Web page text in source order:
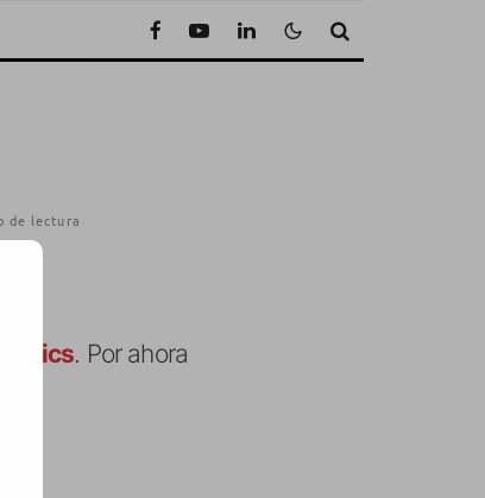
de lectura
. Por ahora